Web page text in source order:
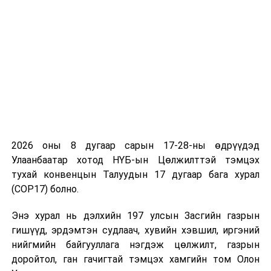
УНШСАН: 935
2026 оны 8 дугаар сарын 17-28-ны өдрүүдэд
Улаанбаатар хотод НҮБ-ын Цөлжилттэй тэмцэх
тухай конвенцын Талуудын 17 дугаар бага хурал
(COP17) болно.
Энэ хурал нь дэлхийн 197 улсын Засгийн газрын
гишүүд, эрдэмтэн судлаач, хувийн хэвшил, иргэний
нийгмийн байгууллага нэгдэж цөлжилт, газрын
доройтол, ган гачигтай тэмцэх хамгийн том Олон